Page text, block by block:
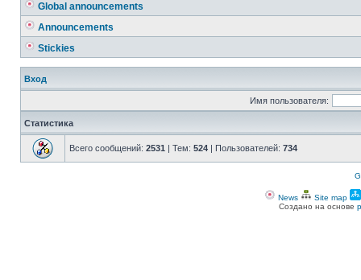
Global announcements
Announcements
Stickies
Вход
Имя пользователя:
Статистика
Всего сообщений: 2531 | Тем: 524 | Пользователей: 734
News Site map
Создано на основе